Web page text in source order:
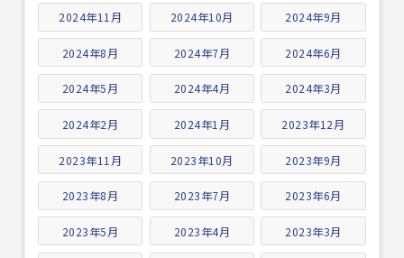
2024年11月 2024年10月 2024年9月
2024年8月 2024年7月 2024年6月
2024年5月 2024年4月 2024年3月
2024年2月 2024年1月 2023年12月
2023年11月 2023年10月 2023年9月
2023年8月 2023年7月 2023年6月
2023年5月 2023年4月 2023年3月